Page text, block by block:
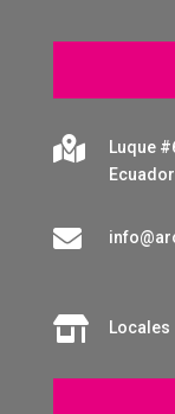

Luque
Ecuador

 Locales